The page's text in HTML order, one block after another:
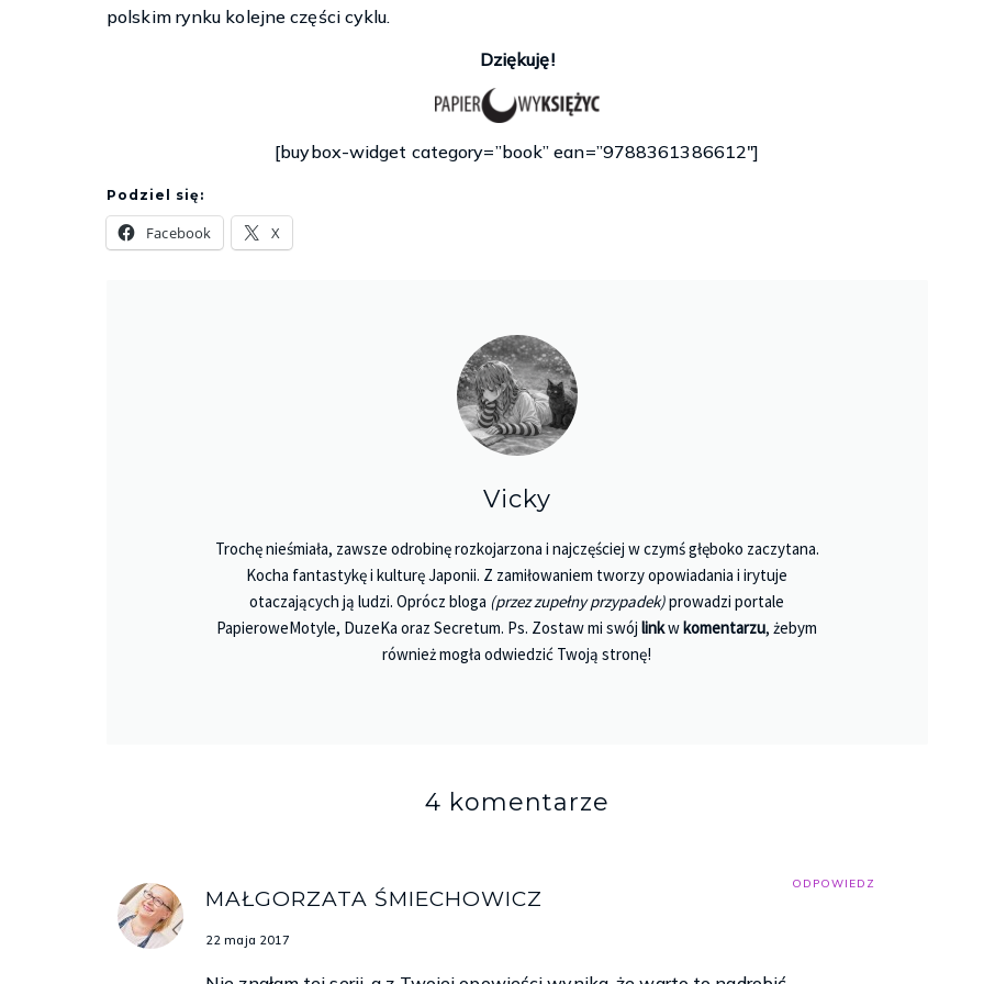
polskim rynku kolejne części cyklu.
Dziękuję!
[buybox-widget category=”book” ean=”9788361386612″]
Podziel się:
Facebook X
Vicky
Trochę nieśmiała, zawsze odrobinę rozkojarzona i najczęściej w czymś głęboko zaczytana.
Kocha fantastykę i kulturę Japonii. Z zamiłowaniem tworzy opowiadania i irytuje
otaczających ją ludzi. Oprócz bloga (przez zupełny przypadek)prowadzi portale
PapieroweMotyle, DuzeKa oraz Secretum. Ps. Zostaw mi swójlinkw komentarzu, żebym
również mogła odwiedzić Twoją stronę!
4 komentarze
ODPOWIEDZ
MAŁGORZATA ŚMIECHOWICZ
22 maja 2017